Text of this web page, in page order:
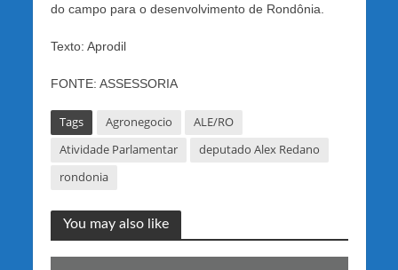
do campo para o desenvolvimento de Rondônia.
Texto: Aprodil
FONTE: ASSESSORIA
Tags Agronegocio
ALE/RO
Atividade Parlamentar
deputado Alex Redano
rondonia
You may also like